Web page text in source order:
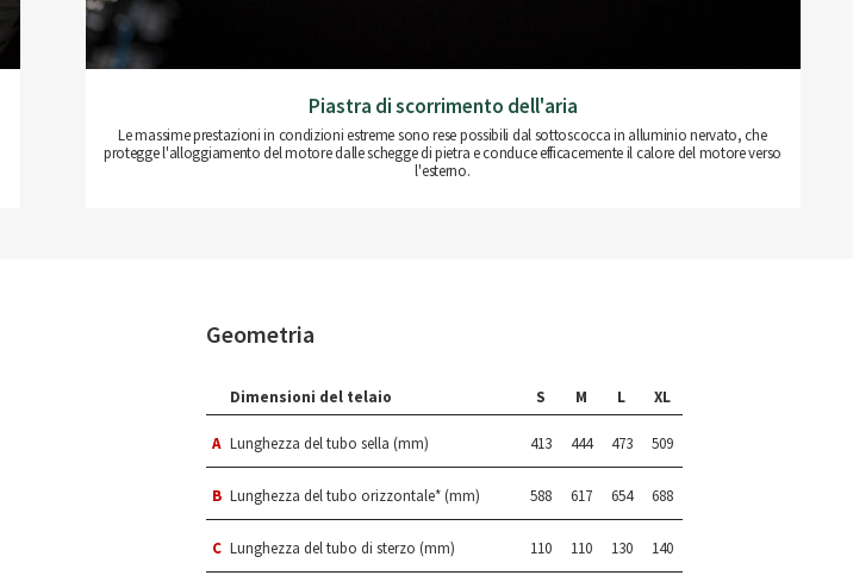
Piastra di scorrimento dell'aria
Le massime prestazioni in condizioni estreme sono rese possibili dal sottoscocca in alluminio nervato, che
protegge l'alloggiamento del motore dalle schegge di pietra e conduce efficacemente il calore del motore verso
l'esterno.
Geometria
Dimensioni del telaio S M L XL
A Lunghezza del tubo sella (mm) 413 444 473 509
B Lunghezza del tubo orizzontale* (mm) 588 617 654 688
C Lunghezza del tubo di sterzo (mm) 110 110 130 140